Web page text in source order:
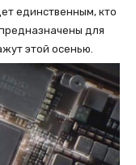
единственным, кто
для
этой осенью.